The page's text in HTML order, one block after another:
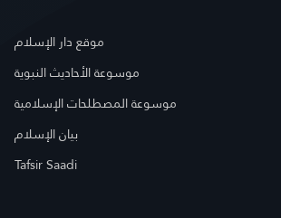
موقع دار الإسلام
موسوعة الأحاديث النبوية
موسوعة المصطلحات الإسلامية
بيان الإسلام
Tafsir Saadi